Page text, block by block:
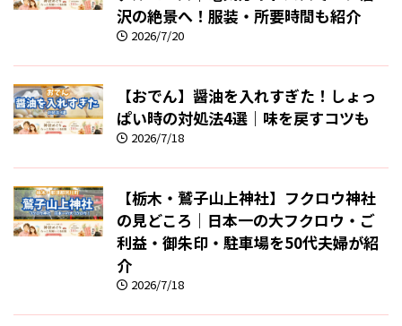
沢の絶景へ！服装・所要時間も紹介
2026/7/20
【おでん】醤油を入れすぎた！しょっ
ぱい時の対処法4選｜味を戻すコツも
2026/7/18
【栃木・鷲子山上神社】フクロウ神社
の見どころ｜日本一の大フクロウ・ご
利益・御朱印・駐車場を50代夫婦が紹
介
2026/7/18